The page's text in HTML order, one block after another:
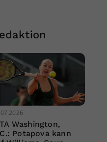
Washington,
Potapova kann